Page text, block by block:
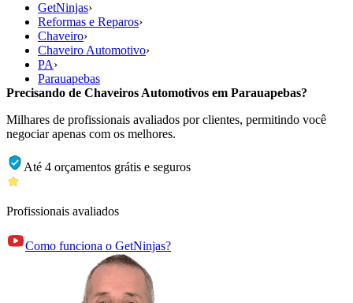
GetNinjas›
Reformas e Reparos›
Chaveiro›
Chaveiro Automotivo›
PA›
Parauapebas
Precisando de Chaveiros Automotivos em Parauapebas?
Milhares de profissionais avaliados por clientes, permitindo você
negociar apenas com os melhores.
Até 4 orçamentos grátis e seguros
Profissionais avaliados
Como funciona o GetNinjas?